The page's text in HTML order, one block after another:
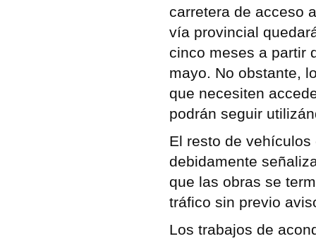
carretera de acceso
vía provincial
cinco meses a partir
mayo. No obstante,
que necesiten
podrán seguir
El resto de
debidamente
que las obras se
tráfico sin previo
Los trabajos de